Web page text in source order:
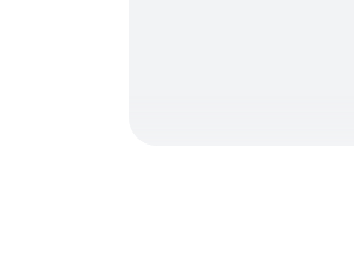
Компоненты для FTP,